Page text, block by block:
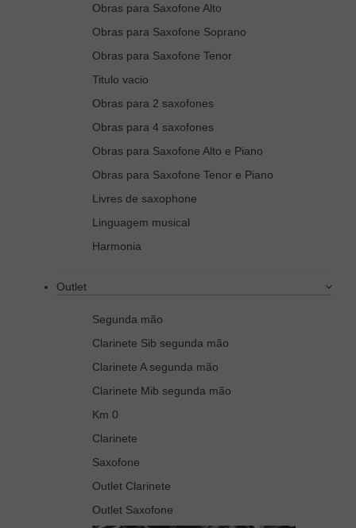
Obras para Saxofone Alto
Obras para Saxofone Soprano
Obras para Saxofone Tenor
Titulo vacio
Obras para 2 saxofones
Obras para 4 saxofones
Obras para Saxofone Alto e Piano
Obras para Saxofone Tenor e Piano
Livres de saxophone
Linguagem musical
Harmonia
Outlet
Segunda mão
Clarinete Sib segunda mão
Clarinete A segunda mão
Clarinete Mib segunda mão
Km 0
Clarinete
Saxofone
Outlet Clarinete
Outlet Saxofone